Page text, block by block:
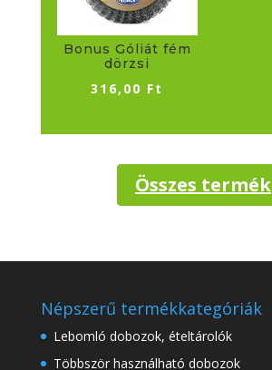
Bonus Góliát fém
dörzsi
316,00 Ft
Összes termék
Népszerű termékkategóriák
Lebomló dobozok, ételtárolók
Többször használható dobozok